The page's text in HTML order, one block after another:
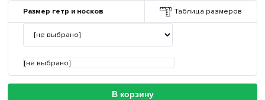
Размер гетр и носков Таблица размеров
[не выбрано]
В корзину